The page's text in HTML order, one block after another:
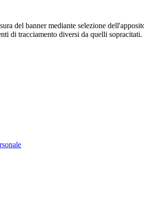
del banner mediante selezione
di tracciamento diversi da quelli sopracitati.